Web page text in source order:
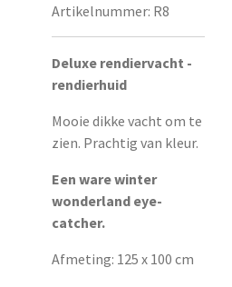
Artikelnummer: R8
Deluxe rendiervacht -
rendierhuid
Mooie dikke vacht om te
zien. Prachtig van kleur.
Een ware winter
wonderland eye-
catcher.
Afmeting: 125 x 100 cm